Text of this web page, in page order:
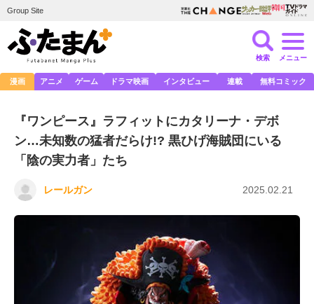
Group Site
検索 メニュー
漫画 アニメ ゲーム ドラマ映画 インタビュー 連載 無料コミック
『ワンピース』ラフィットにカタリーナ・デボ
ン…未知数の猛者だらけ!? 黒ひげ海賊団にいる
「陰の実力者」たち
レールガン 2025.02.21